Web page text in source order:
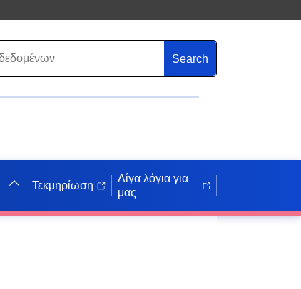
Search
Τεκμηρίωση
Λίγα λόγια για
μας